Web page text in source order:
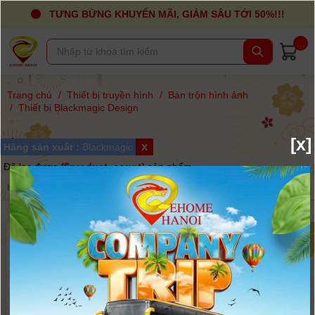
TƯNG BỪNG KHUYẾN MÃI, GIẢM SÂU TỚI 50%!!!
Trang chủ / Thiết bị truyền hình / Bàn trộn hình ảnh
/ Thiết bị Blackmagic Design
Hãng sản xuất : Blackmagic x
Đã lọc được{$product_count}sản phẩm
Hãng
Sắp xếp
[x]